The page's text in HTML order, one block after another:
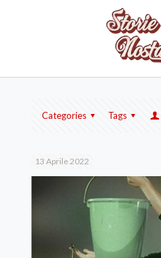
Categories Tags
13 Aprile 2022